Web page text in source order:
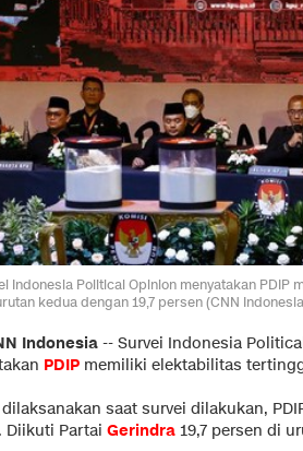
Indonesia Political Opinion menyatakan
kedua dengan 19,7 persen (CNN
Indonesia -- Survei Indonesia
PDIP memiliki elektabilitas
saat survei dilakukan,
Diikuti Partai Gerindra 19,7 persen di